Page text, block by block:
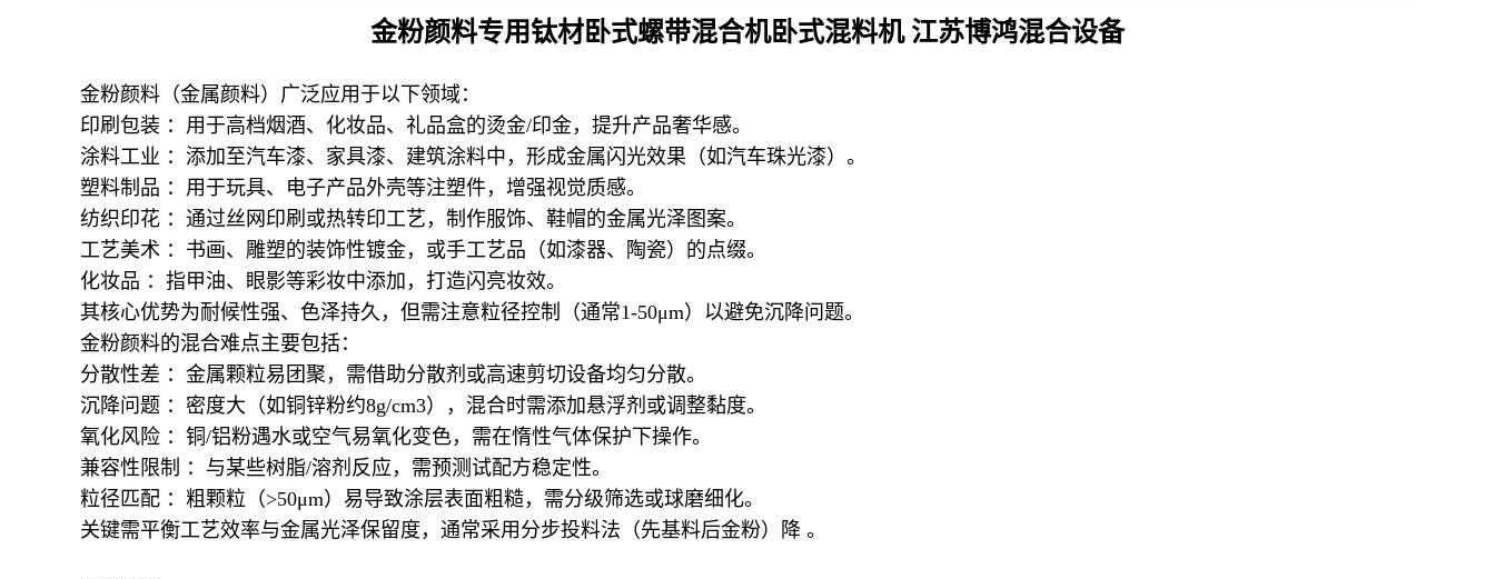
金粉颜料专用钛材卧式螺带混合机卧式混料机 江苏博鸿混合设备
金粉颜料（金属颜料）广泛应用于以下领域：
印刷包装 ：用于高档烟酒、化妆品、礼品盒的烫金/印金，提升产品奢华感。
涂料工业 ：添加至汽车漆、家具漆、建筑涂料中，形成金属闪光效果（如汽车珠光漆）。
塑料制品 ：用于玩具、电子产品外壳等注塑件，增强视觉质感。
纺织印花 ：通过丝网印刷或热转印工艺，制作服饰、鞋帽的金属光泽图案。
工艺美术 ：书画、雕塑的装饰性镀金，或手工艺品（如漆器、陶瓷）的点缀。
化妆品 ：指甲油、眼影等彩妆中添加，打造闪亮妆效。
其核心优势为耐候性强、色泽持久，但需注意粒径控制（通常1-50μm）以避免沉降问题。
金粉颜料的混合难点主要包括：
分散性差 ：金属颗粒易团聚，需借助分散剂或高速剪切设备均匀分散。
沉降问题 ：密度大（如铜锌粉约8g/cm3），混合时需添加悬浮剂或调整黏度。
氧化风险 ：铜/铝粉遇水或空气易氧化变色，需在惰性气体保护下操作。
兼容性限制 ：与某些树脂/溶剂反应，需预测试配方稳定性。
粒径匹配 ：粗颗粒（>50μm）易导致涂层表面粗糙，需分级筛选或球磨细化。
关键需平衡工艺效率与金属光泽保留度，通常采用分步投料法（先基料后金粉）降 。